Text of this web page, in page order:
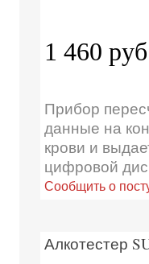
1 460
Прибор
данные на
крови и
цифровой
Сообщить о
Алкотестер